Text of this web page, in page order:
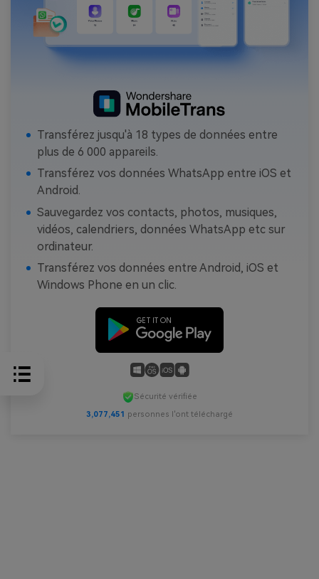
Transférez jusqu'à 18 types de données entre
plus de 6 000 appareils.
Transférez vos données WhatsApp entre iOS et
Android.
Sauvegardez vos contacts, photos, musiques,
vidéos, calendriers, données WhatsApp etc sur
ordinateur.
Transférez vos données entre Android, iOS et
Windows Phone en un clic.
Sécurité vérifiée
3,077,451
personnes l'ont téléchargé